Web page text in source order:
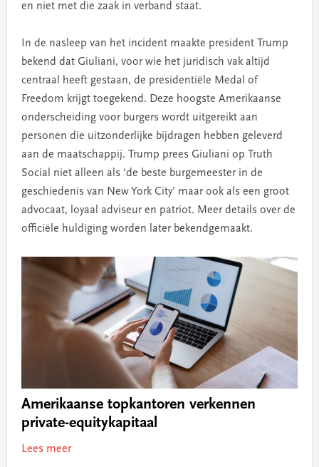
en niet met die zaak in verband staat.
In de nasleep van het incident maakte president Trump
bekend dat Giuliani, voor wie het juridisch vak altijd
centraal heeft gestaan, de presidentiële Medal of
Freedom krijgt toegekend. Deze hoogste Amerikaanse
onderscheiding voor burgers wordt uitgereikt aan
personen die uitzonderlijke bijdragen hebben geleverd
aan de maatschappij. Trump prees Giuliani op Truth
Social niet alleen als ‘de beste burgemeester in de
geschiedenis van New York City’ maar ook als een groot
advocaat, loyaal adviseur en patriot. Meer details over de
officiële huldiging worden later bekendgemaakt.
Amerikaanse topkantoren verkennen
private-equitykapitaal
Lees meer